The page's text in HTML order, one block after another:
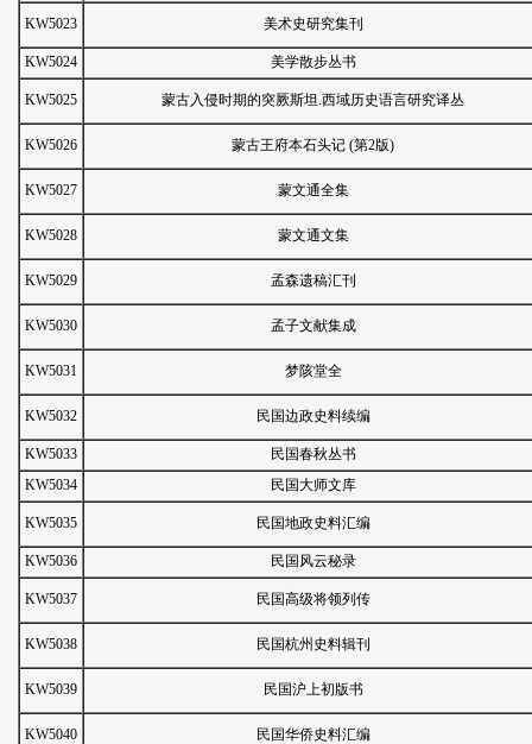
KW5023 美术史研究集刊
KW5024 美学散步丛书
KW5025 蒙古入侵时期的突厥斯坦.西域历史语言研究译丛
KW5026 蒙古王府本石头记 (第2版)
KW5027 蒙文通全集
KW5028 蒙文通文集
KW5029 孟森遗稿汇刊
KW5030 孟子文献集成
KW5031 梦陔堂全
KW5032 民国边政史料续编
KW5033
民国春秋丛书
KW5034
民国大师文库
KW5035 民国地政史料汇编
KW5036 民国风云秘录
KW5037 民国高级将领列传
KW5038 民国杭州史料辑刊
KW5039 民国沪上初版书
KW5040 民国华侨史料汇编